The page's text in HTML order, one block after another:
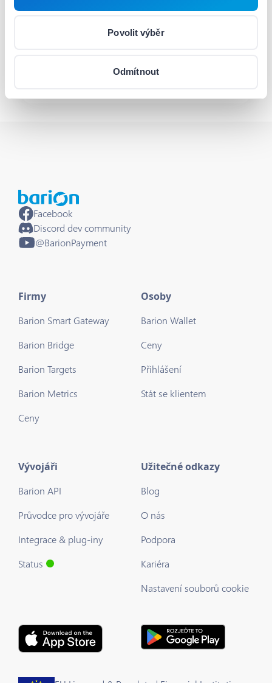
Povolit výběr
Odmítnout
Facebook
Discord dev community
@BarionPayment
Firmy
Barion Smart Gateway
Barion Bridge
Barion Targets
Barion Metrics
Ceny
Osoby
Barion Wallet
Ceny
Přihlášení
Stát se klientem
Vývojáři
Barion API
Průvodce pro vývojáře
Integrace & plug-iny
Status
Užitečné odkazy
Blog
O nás
Podpora
Kariéra
Nastavení souborů cookie